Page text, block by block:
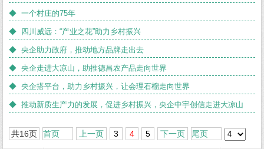
◆ 一个村庄的75年
◆ 四川威远：“产业之花”助力乡村振兴
◆ 央企助力政府，推动地方品牌走出去
◆ 央企走进大凉山，助推德昌农产品走向世界
◆ 央企搭平台，助力乡村振兴，让会理石榴走向世界
◆ ​推动新质生产力的发展，促进乡村振兴，央企中宇创信走进大凉山
共16页 首页 上一页 3 4 5 下一页 尾页